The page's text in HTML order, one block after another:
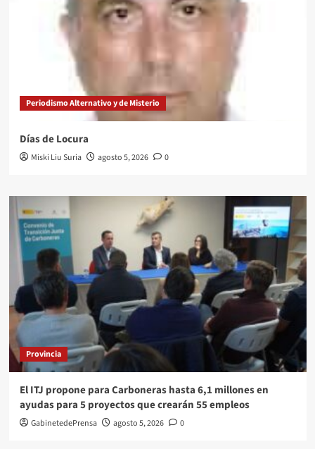
Periodismo Alternativo y de Misterio
Días de Locura
Miski Liu Suria agosto 5, 2026 0
Provincia
El ITJ propone para Carboneras hasta 6,1 millones en
ayudas para 5 proyectos que crearán 55 empleos
GabinetedePrensa agosto 5, 2026 0